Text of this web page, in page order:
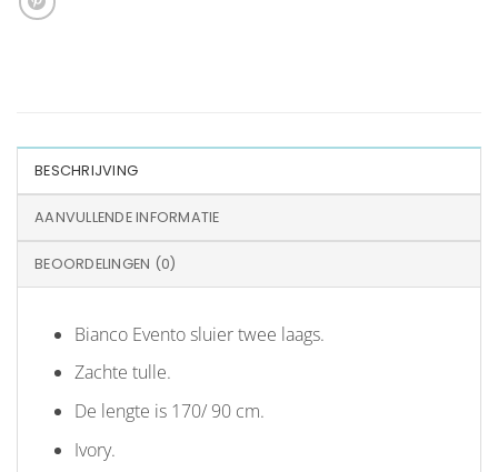
BESCHRIJVING
AANVULLENDE INFORMATIE
BEOORDELINGEN (0)
Bianco Evento sluier twee laags.
Zachte tulle.
De lengte is 170/ 90 cm.
Ivory.